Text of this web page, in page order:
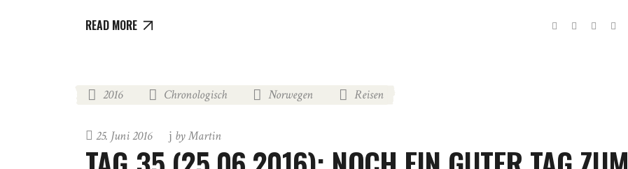
READ MORE
2016 Chronologisch Norwegen Reisen
25. Juni 2016 byMartin